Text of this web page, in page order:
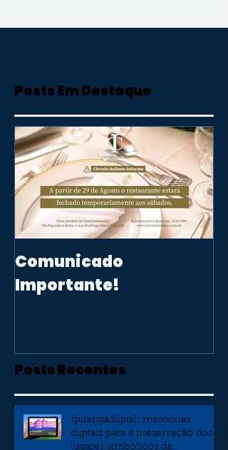
Posts Em Destaque
Comunicado
Importante!
Posts Recentes
Ipirangadigital: memórias
digitais para a preservação dos
lugares simbólicos da